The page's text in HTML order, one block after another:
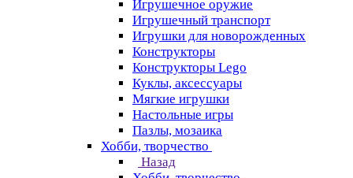
Игрушечное оружие
Игрушечный транспорт
Игрушки для новорожденных
Конструкторы
Конструкторы Lego
Куклы, аксессуары
Мягкие игрушки
Настольные игры
Пазлы, мозаика
Хобби, творчество
Назад